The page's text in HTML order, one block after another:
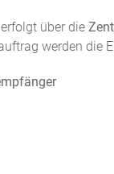
über die
werden die